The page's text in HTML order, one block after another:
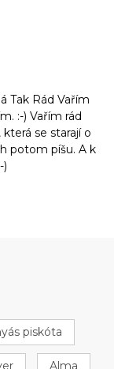
Tak Rád Vařím
:-) Vařím rád
se starají o
potom píšu. A k
)
piskóta
Alma